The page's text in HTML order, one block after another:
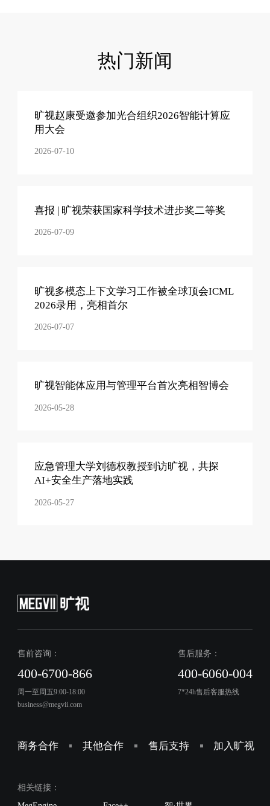
热门新闻
旷视赵康受邀参加光合组织2026智能计算应
用大会
2026-07-10
喜报 | 旷视荣获国家科学技术进步奖二等奖
2026-07-09
旷视多模态上下文学习工作被全球顶会ICML
2026录用，亮相首尔
2026-07-07
旷视智能体应用与管理平台首次亮相智博会
2026-05-28
应急管理大学刘德权教授到访旷视，共探
AI+安全生产落地实践
2026-05-27
售前咨询：
400-6700-866
周一至周五9:00-18:00
business@megvii.com
售后服务：
400-6060-004
7*24h售后客服热线
商务合作 其他合作 售后支持 加入旷视
相关链接：